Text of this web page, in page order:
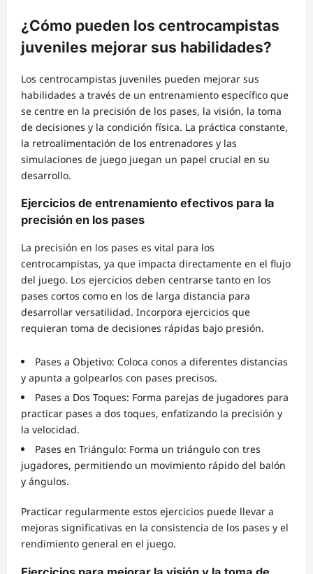
¿Cómo pueden los centrocampistas
juveniles mejorar sus habilidades?
Los centrocampistas juveniles pueden mejorar sus
habilidades a través de un entrenamiento específico que
se centre en la precisión de los pases, la visión, la toma
de decisiones y la condición física. La práctica constante,
la retroalimentación de los entrenadores y las
simulaciones de juego juegan un papel crucial en su
desarrollo.
Ejercicios de entrenamiento efectivos para la
precisión en los pases
La precisión en los pases es vital para los
centrocampistas, ya que impacta directamente en el flujo
del juego. Los ejercicios deben centrarse tanto en los
pases cortos como en los de larga distancia para
desarrollar versatilidad. Incorpora ejercicios que
requieran toma de decisiones rápidas bajo presión.
Pases a Objetivo: Coloca conos a diferentes distancias
y apunta a golpearlos con pases precisos.
Pases a Dos Toques: Forma parejas de jugadores para
practicar pases a dos toques, enfatizando la precisión y
la velocidad.
Pases en Triángulo: Forma un triángulo con tres
jugadores, permitiendo un movimiento rápido del balón
y ángulos.
Practicar regularmente estos ejercicios puede llevar a
mejoras significativas en la consistencia de los pases y el
rendimiento general en el juego.